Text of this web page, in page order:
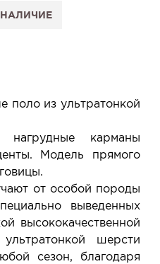
и выберите салон.
заявку.
не обязывает: Вы
на месте решаете,
для Вас время -
НАЛИЧИЕ
поло из ультратонкой
карманы
Модель прямого
от особой породы
выведенных
высококачественной
шерсти
сезон, благодаря